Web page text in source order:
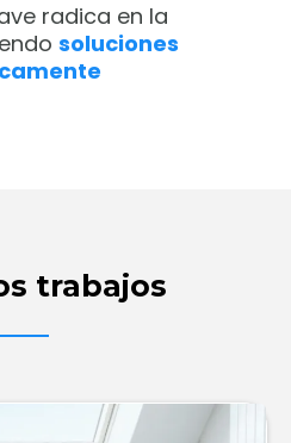
radica en la
soluciones
trabajos